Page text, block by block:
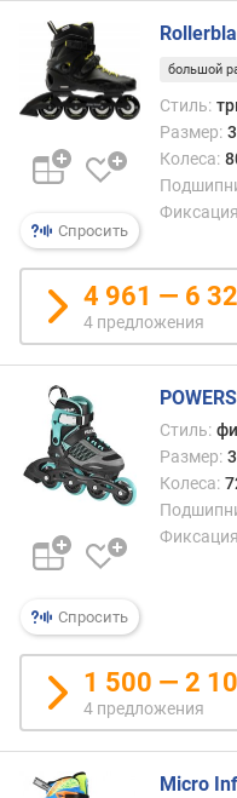
Спросить
большой
Стиль:
Размер:
Колеса:
4 961 — 6
4 предложения
Спросить
Стиль:
Размер:
Колеса:
1 500 — 2
4 предложения
Micro